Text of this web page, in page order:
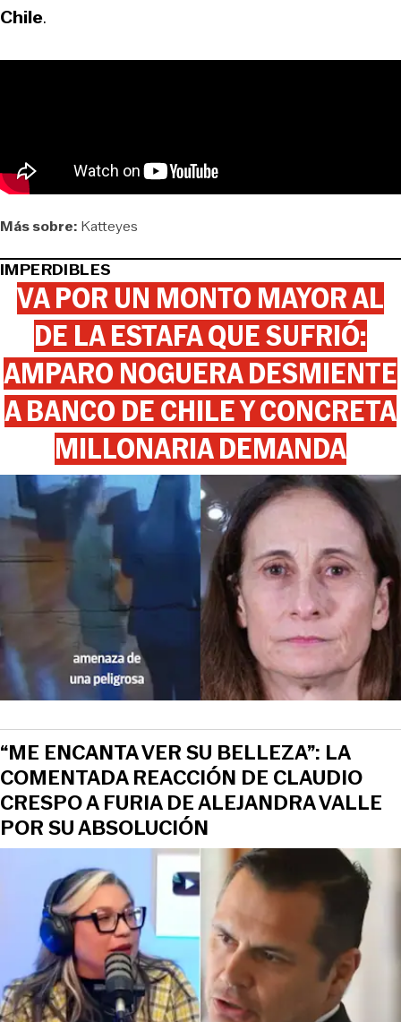
Chile.
Más sobre: Katteyes
IMPERDIBLES
VA POR UN MONTO MAYOR AL
DE LA ESTAFA QUE SUFRIÓ:
AMPARO NOGUERA DESMIENTE
A BANCO DE CHILE Y CONCRETA
MILLONARIA DEMANDA
“ME ENCANTA VER SU BELLEZA”: LA
COMENTADA REACCIÓN DE CLAUDIO
CRESPO A FURIA DE ALEJANDRA VALLE
POR SU ABSOLUCIÓN